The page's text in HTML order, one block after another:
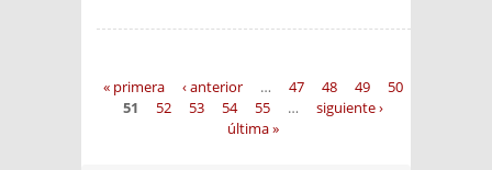
Páginas
« primera ‹ anterior … 47 48 49
50
51
52 53 54 55 …
siguiente ›
última »